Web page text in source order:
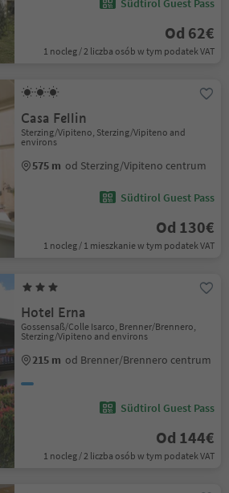
Südtirol Guest Pass
Od 62€
1 nocleg / 2 liczba osób w tym podatek VAT
Casa Fellin
Sterzing/Vipiteno, Sterzing/Vipiteno and
environs
575 m od Sterzing/Vipiteno centrum
Südtirol Guest Pass
Od 130€
1 nocleg / 1 mieszkanie w tym podatek VAT
Hotel Erna
Gossensaß/Colle Isarco, Brenner/Brennero,
Sterzing/Vipiteno and environs
215 m od Brenner/Brennero centrum
Südtirol Guest Pass
Od 144€
1 nocleg / 2 liczba osób w tym podatek VAT